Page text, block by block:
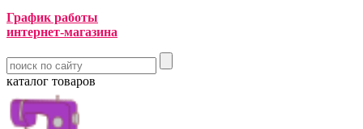
График работы
интернет-магазина
каталог товаров